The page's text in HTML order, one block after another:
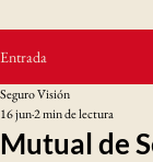
Entrada
Mutual de
Seguro Visión
16 jun2 min de lectura